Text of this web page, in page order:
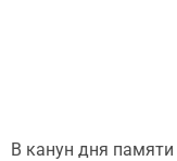
В канун дня